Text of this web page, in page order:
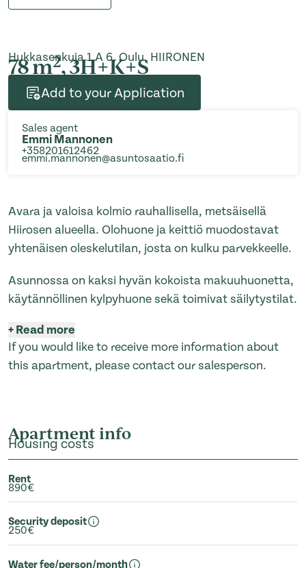
Hukkasenkuja 1 A 6, Oulu, HIIRONEN
78 m2, 3H+K+S
Add to your Application
Sales agent
Emmi Mannonen
+358201612462
emmi.mannonen@asuntosaatio.fi
Avara ja valoisa kolmio rauhallisella, metsäisellä
Hiirosen alueella. Olohuone ja keittiö muodostavat
yhtenäisen oleskelutilan, josta on kulku parvekkeelle.
Asunnossa on kaksi hyvän kokoista makuuhuonetta,
käytännöllinen kylpyhuone sekä toimivat säilytystilat.
+Read more
If you would like to receive more information about
this apartment, please contact our salesperson.
Apartment info
Housing costs
Rent
890€
Security deposit
250€
Water fee/person/month